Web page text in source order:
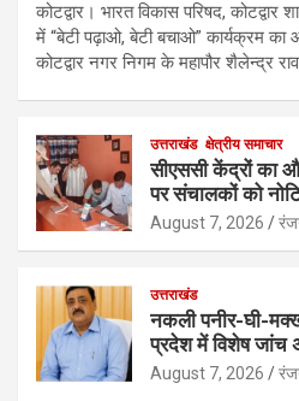
कोटद्वार। भारत विकास परिषद, कोटद्वार
में “बेटी पढ़ाओ, बेटी बचाओ” कार्यक्रम
कोटद्वार नगर निगम के महापौर शैलेन्द्र
उत्तराखंड क्षेत्रीय समाचार
सीएससी केंद्रों का
पर संचालकों को
August 7, 2026
उत्तराखंड
नकली पनीर-घी-
प्रदेश में विशेष जांच
August 7, 2026